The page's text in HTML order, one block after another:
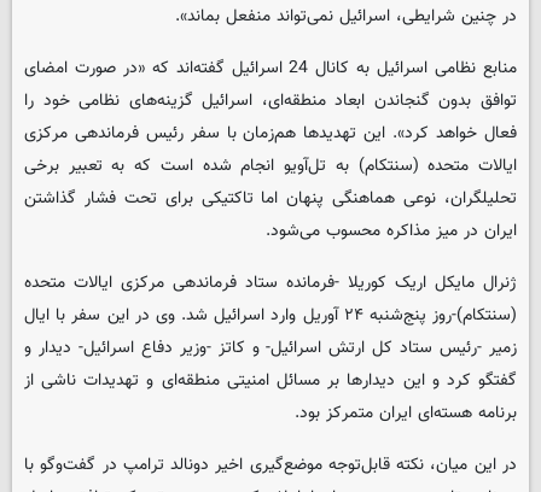
در چنین شرایطی، اسرائیل نمی‌تواند منفعل بماند».
منابع نظامی اسرائیل به کانال 24 اسرائیل گفته‌اند که «در صورت امضای
توافق بدون گنجاندن ابعاد منطقه‌ای، اسرائیل گزینه‌های نظامی خود را
فعال خواهد کرد». این تهدیدها هم‌زمان با سفر رئیس فرماندهی مرکزی
ایالات متحده (سنتکام) به تل‌آویو انجام شده است که به تعبیر برخی
تحلیلگران، نوعی هماهنگی پنهان اما تاکتیکی برای تحت فشار گذاشتن
ایران در میز مذاکره محسوب می‌شود.
ژنرال مایکل اریک کوریلا -فرمانده ستاد فرماندهی مرکزی ایالات متحده
(سنتکام)-روز پنج‌شنبه ۲۴ آوریل وارد اسرائیل شد. وی در این سفر با ایال
زمیر -رئیس ستاد کل ارتش اسرائیل- و کاتز -وزیر دفاع اسرائیل- دیدار و
گفتگو کرد و این دیدارها بر مسائل امنیتی منطقه‌ای و تهدیدات ناشی از
برنامه هسته‌ای ایران متمرکز بود.
در این میان، نکته قابل‌توجه موضع‌گیری اخیر دونالد ترامپ در گفت‌وگو با